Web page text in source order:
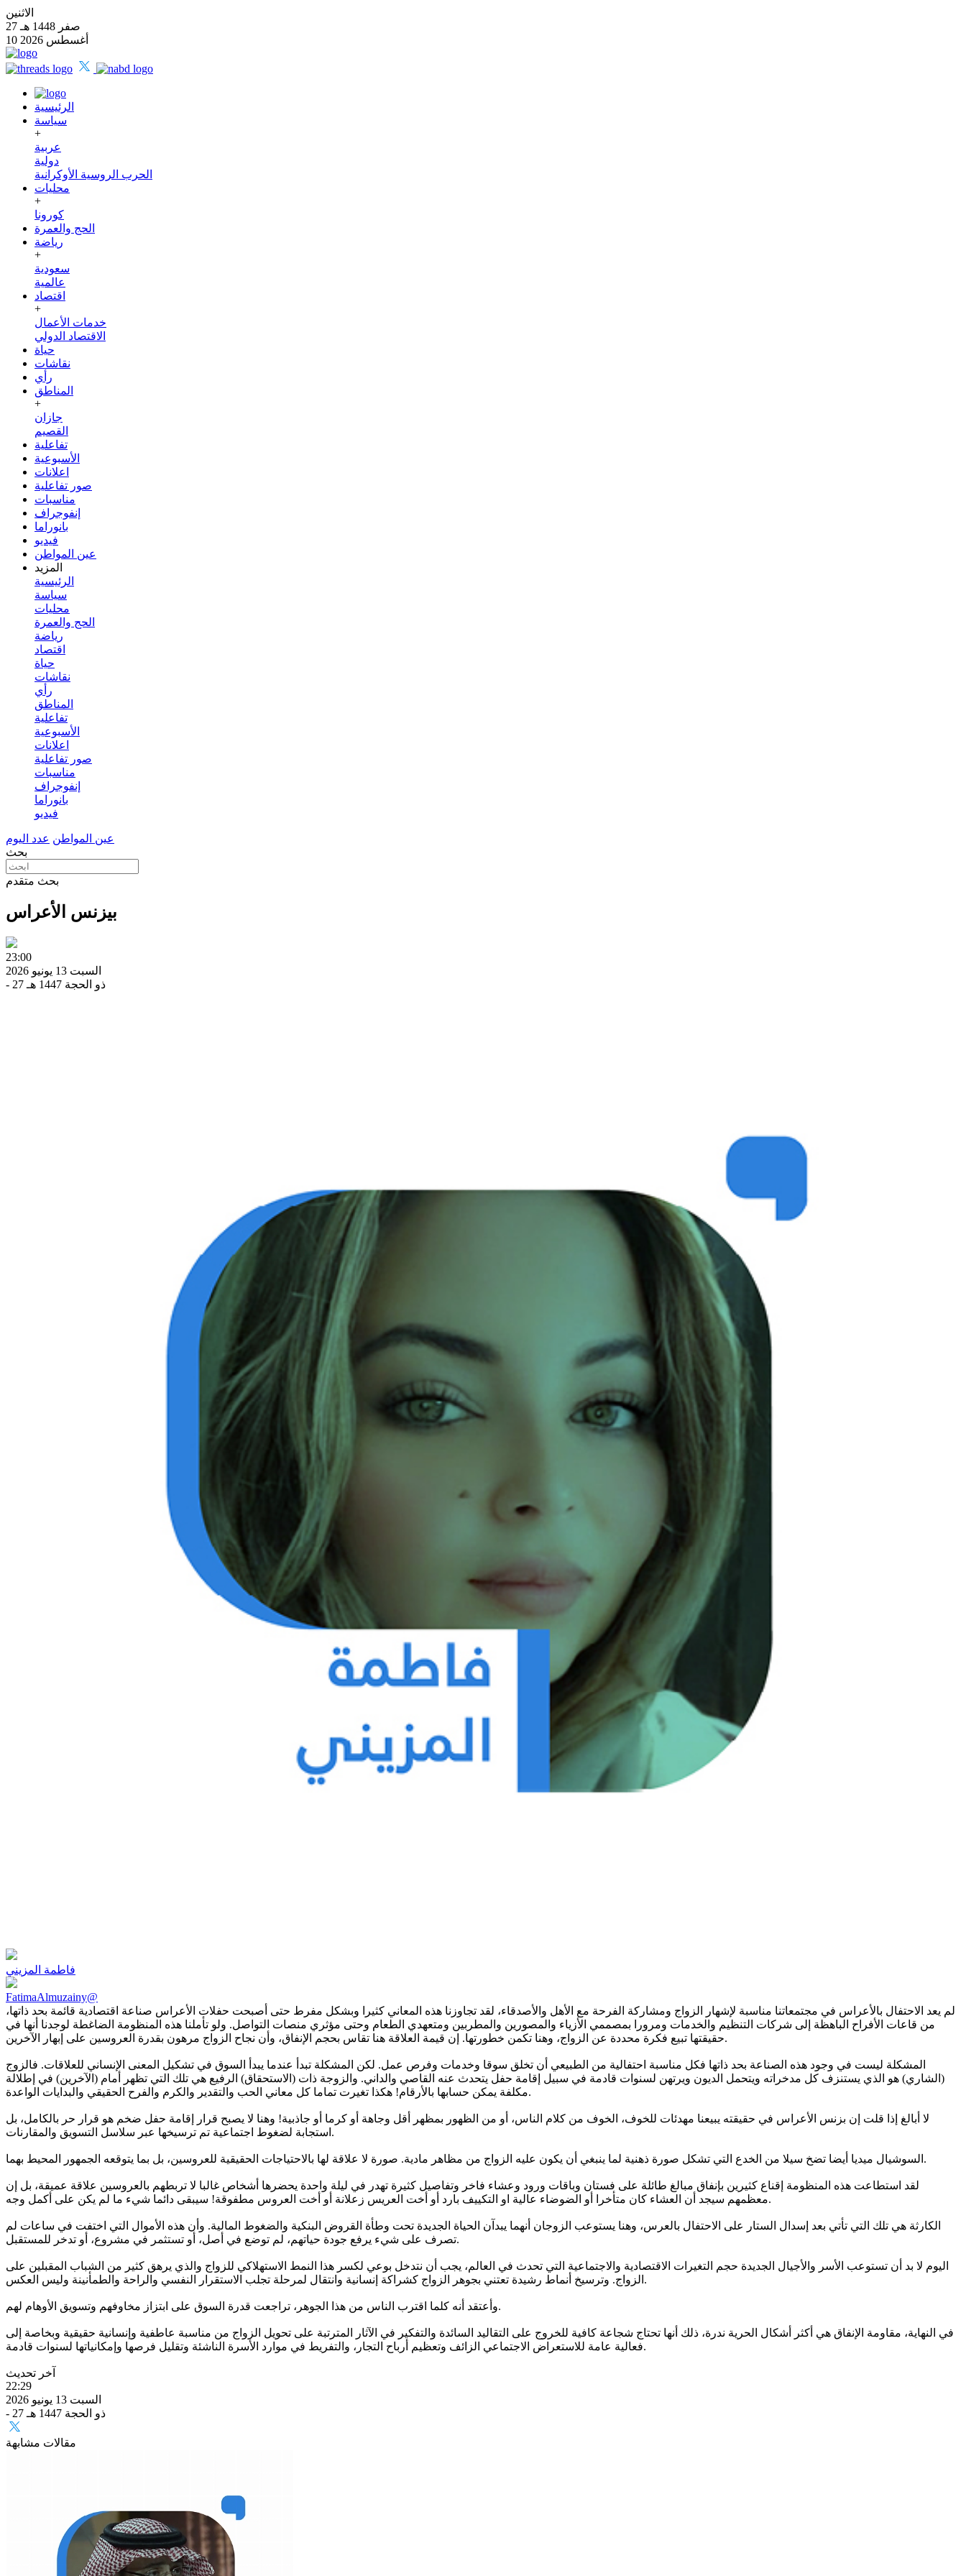
الاثنين
27 صفر 1448 هـ
10 أغسطس 2026
الرئيسية
سياسة
+
عربية
دولية
الحرب الروسية الأوكرانية
محليات
+
كورونا
الحج والعمرة
رياضة
+
سعودية
عالمية
اقتصاد
+
خدمات الأعمال
الاقتصاد الدولي
حياة
نقاشات
رأي
المناطق
+
جازان
القصيم
تفاعلية
الأسبوعية
اعلانات
صور تفاعلية
مناسبات
إنفوجراف
بانوراما
فيديو
عين المواطن
المزيد
الرئيسية
سياسة
محليات
الحج والعمرة
رياضة
اقتصاد
حياة
نقاشات
رأي
المناطق
تفاعلية
الأسبوعية
اعلانات
صور تفاعلية
مناسبات
إنفوجراف
بانوراما
فيديو
عين المواطن عدد اليوم
بحث
بحث متقدم
بيزنس الأعراس
23:00
السبت 13 يونيو 2026
- 27 ذو الحجة 1447 هـ
فاطمة المزيني
FatimaAlmuzainy@
لم يعد الاحتفال بالأعراس في مجتمعاتنا مناسبة لإشهار الزواج ومشاركة الفرحة مع الأهل والأصدقاء، لقد تجاوزنا هذه المعاني كثيرا وبشكل مفرط حتى أصبحت حفلات الأعراس صناعة اقتصادية قائمة بحد ذاتها،
من قاعات الأفراح الباهظة إلى شركات التنظيم والخدمات ومرورا بمصممي الأزياء والمصورين والمطربين ومتعهدي الطعام وحتى مؤثري منصات التواصل. ولو تأملنا هذه المنظومة الضاغطة لوجدنا أنها في
حقيقتها تبيع فكرة محددة عن الزواج، وهنا تكمن خطورتها. إن قيمة العلاقة هنا تقاس بحجم الإنفاق، وأن نجاح الزواج مرهون بقدرة العروسين على إبهار الآخرين.
المشكلة ليست في وجود هذه الصناعة بحد ذاتها فكل مناسبة احتفالية من الطبيعي أن تخلق سوقا وخدمات وفرص عمل. لكن المشكلة تبدأ عندما يبدأ السوق في تشكيل المعنى الإنساني للعلاقات. فالزوج
(الشاري) هو الذي يستنزف كل مدخراته ويتحمل الديون ويرتهن لسنوات قادمة في سبيل إقامة حفل يتحدث عنه القاصي والداني. والزوجة ذات (الاستحقاق) الرفيع هي تلك التي تظهر أمام (الآخرين) في إطلالة
مكلفة يمكن حسابها بالأرقام! هكذا تغيرت تماما كل معاني الحب والتقدير والكرم والفرح الحقيقي والبدايات الواعدة.
لا أبالغ إذا قلت إن بزنس الأعراس في حقيقته يبيعنا مهدئات للخوف، الخوف من كلام الناس، أو من الظهور بمظهر أقل وجاهة أو كرما أو جاذبية! وهنا لا يصبح قرار إقامة حفل ضخم هو قرار حر بالكامل، بل
استجابة لضغوط اجتماعية تم ترسيخها عبر سلاسل التسويق والمقارنات.
السوشيال ميديا أيضا تضخ سيلا من الخدع التي تشكل صورة ذهنية لما ينبغي أن يكون عليه الزواج من مظاهر مادية. صورة لا علاقة لها بالاحتياجات الحقيقية للعروسين، بل بما يتوقعه الجمهور المحيط بهما.
لقد استطاعت هذه المنظومة إقناع كثيرين بإنفاق مبالغ طائلة على فستان وباقات ورود وعشاء فاخر وتفاصيل كثيرة تهدر في ليلة واحدة يحضرها أشخاص غالبا لا تربطهم بالعروسين علاقة عميقة، بل إن
معظمهم سيجد أن العشاء كان متأخرا أو الضوضاء عالية او التكييف بارد أو أخت العريس زعلانة أو أخت العروس مطفوقة! سيبقى دائما شيء ما لم يكن على أكمل وجه.
الكارثة هي تلك التي تأتي بعد إسدال الستار على الاحتفال بالعرس، وهنا يستوعب الزوجان أنهما يبدآن الحياة الجديدة تحت وطأة القروض البنكية والضغوط المالية. وأن هذه الأموال التي اختفت في ساعات لم
تصرف على شيء يرفع جودة حياتهم، لم توضع في أصل، أو تستثمر في مشروع، أو تدخر للمستقبل.
اليوم لا بد أن تستوعب الأسر والأجيال الجديدة حجم التغيرات الاقتصادية والاجتماعية التي تحدث في العالم، يجب أن نتدخل بوعي لكسر هذا النمط الاستهلاكي للزواج والذي يرهق كثير من الشباب المقبلين على
الزواج. وترسيخ أنماط رشيدة تعتني بجوهر الزواج كشراكة إنسانية وانتقال لمرحلة تجلب الاستقرار النفسي والراحة والطمأنينة وليس العكس.
وأعتقد أنه كلما اقترب الناس من هذا الجوهر، تراجعت قدرة السوق على ابتزاز مخاوفهم وتسويق الأوهام لهم.
في النهاية، مقاومة الإنفاق هي أكثر أشكال الحرية ندرة، ذلك أنها تحتاج شجاعة كافية للخروج على التقاليد السائدة والتفكير في الآثار المترتبة على تحويل الزواج من مناسبة عاطفية وإنسانية حقيقية وبخاصة إلى
فعالية عامة للاستعراض الاجتماعي الزائف وتعظيم أرباح التجار، والتفريط في موارد الأسرة الناشئة وتقليل فرصها وإمكانياتها لسنوات قادمة.
آخر تحديث
22:29
السبت 13 يونيو 2026
- 27 ذو الحجة 1447 هـ
مقالات مشابهة